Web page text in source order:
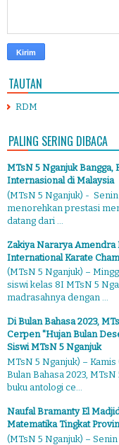
TAUTAN
RDM
PALING SERING DIBACA
MTsN 5 Nganjuk Bangga,
Internasional di Malaysia
(MTsN 5 Nganjuk) -
menorehkan prestasi
datang dari ...
Zakiya Nararya Amendra
International Karate
(MTsN 5 Nganjuk) –
siswi kelas 8I MTsN 5
madrasahnya dengan ...
Di Bulan Bahasa 2023,
Cerpen "Hujan Bulan
Siswi MTsN 5 Nganjuk
MTsN 5 Nganjuk) –
Bulan Bahasa 2023,
buku antologi ce...
Naufal Bramanty El
Matematika Tingkat
(MTsN 5 Nganjuk) –